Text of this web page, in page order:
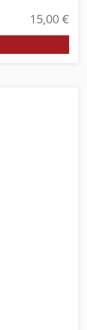
15,00 €